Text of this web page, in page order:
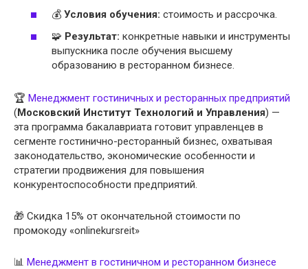
💰 Условия обучения: стоимость и рассрочка.
🧩 Результат: конкретные навыки и инструменты
выпускника после обучения высшему
образованию в ресторанном бизнесе.
🏆 Менеджмент гостиничных и ресторанных предприятий
(Московский Институт Технологий и Управления) —
эта программа бакалавриата готовит управленцев в
сегменте гостинично-ресторанный бизнес, охватывая
законодательство, экономические особенности и
стратегии продвижения для повышения
конкурентоспособности предприятий.
🎁 Скидка 15% от окончательной стоимости по
промокоду «onlinekursreit»
📊 Менеджмент в гостиничном и ресторанном бизнесе